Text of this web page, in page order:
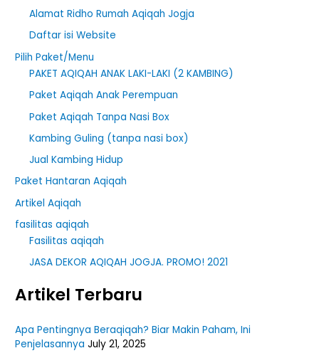
r
Alamat Ridho Rumah Aqiqah Jogja
Daftar isi Website
Pilih Paket/Menu
PAKET AQIQAH ANAK LAKI-LAKI (2 KAMBING)
Paket Aqiqah Anak Perempuan
Paket Aqiqah Tanpa Nasi Box
Kambing Guling (tanpa nasi box)
Jual Kambing Hidup
Paket Hantaran Aqiqah
Artikel Aqiqah
fasilitas aqiqah
Fasilitas aqiqah
JASA DEKOR AQIQAH JOGJA. PROMO! 2021
Artikel Terbaru
Apa Pentingnya Beraqiqah? Biar Makin Paham, Ini
Penjelasannya July 21, 2025